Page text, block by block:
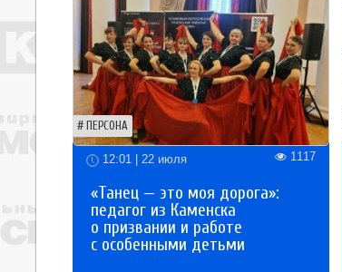
ПЕРСОНА
12:01 | 22 июля 1117
«Танец — это моя дорога»:
педагог из Каменска
о призвании и работе
с особенными детьми